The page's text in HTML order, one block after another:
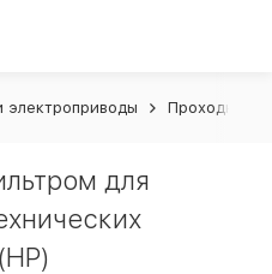
электроприводы Проходной
для